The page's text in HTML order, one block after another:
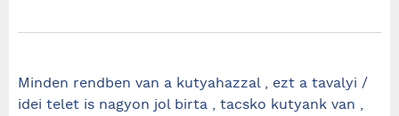
Minden rendben van a kutyahazzal , ezt a tavalyi /
idei telet is nagyon jol birta , tacsko kutyank van ,